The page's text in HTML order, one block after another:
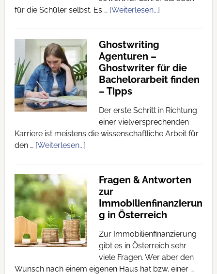
für die Schüler selbst. Es … [Weiterlesen...]
Ghostwriting
Agenturen –
Ghostwriter für die
Bachelorarbeit finden
– Tipps
Der erste Schritt in Richtung
einer vielversprechenden
Karriere ist meistens die wissenschaftliche Arbeit für
den … [Weiterlesen...]
Fragen & Antworten
zur
Immobilienfinanzierun
g in Österreich
Zur Immobilienfinanzierung
gibt es in Österreich sehr
viele Fragen. Wer aber den
Wunsch nach einem eigenen Haus hat bzw. einer …